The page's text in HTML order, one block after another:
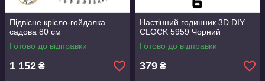
Підвісне крісло-гойдалка
садова 80 см
Готово до відправки
1 152 ₴
Настінний годинник 3D DIY
CLOCK 5959 Чорний
Готово до відправки
379 ₴